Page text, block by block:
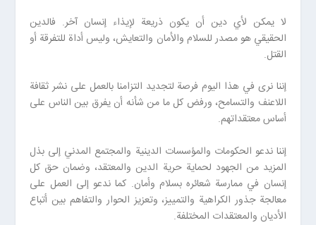
لا يمكن لأي دين أن يكون ذريعة لإيذاء إنسان آخر. فالدين
الحقيقي هو مصدر للسلام والأمان والتعايش، وليس أداة للتفرقة أو
القتل.
إننا نرى في هذا اليوم فرصة لتجديد التزامنا بالعمل على نشر ثقافة
اللاعنف والتسامح، ورفض كل ما من شأنه أن يفرق بين الناس على
أساس معتقداتهم.
إننا ندعو الحكومات والمؤسسات الدينية والمجتمع المدني إلى بذل
المزيد من الجهود لحماية حرية الدين والمعتقد، وضمان حق كل
إنسان في ممارسة شعائره بسلام وأمان. كما ندعو إلى العمل على
معالجة جذور الكراهية والتمييز، وتعزيز الحوار والتفاهم بين أتباع
الأديان والمعتقدات المختلفة.